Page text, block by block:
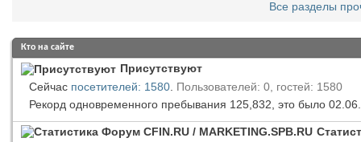
Все разделы
Кто на сайте
Присутствуют
Сейчас посетителей: 1580 Пользователей: 0, гостей: 1580
Рекорд одновременного пребывания 125,832, это было